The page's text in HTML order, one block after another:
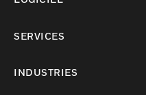
SERVICES
INDUSTRIES